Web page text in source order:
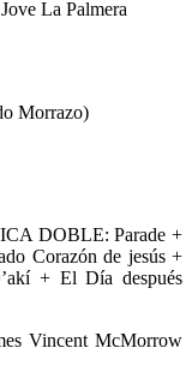
La Palmera
Morrazo)
DOBLE: Parade +
Corazón de jesús +
+ El Día después
Vincent McMorrow